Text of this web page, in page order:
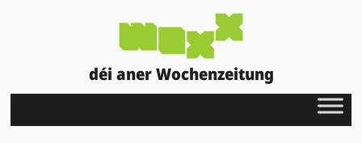
déi aner Wochenzeitung